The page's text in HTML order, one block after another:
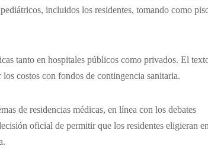
incluidos los residentes, tomando como
tanto en hospitales públicos como privados. El
costos con fondos de contingencia sanitaria.
de residencias médicas, en línea con los debates
oficial de permitir que los residentes eligieran